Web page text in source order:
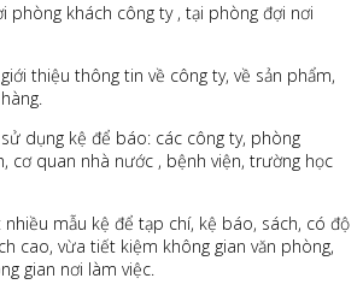
phòng khách công ty , tại phòng đợi nơi
thiệu thông tin về công ty, về sản phẩm,
dụng kệ để báo: các công ty, phòng
cơ quan nhà nước , bệnh viện, trường học
mẫu kệ để tạp chí, kệ báo, sách, có độ
cao, vừa tiết kiệm không gian văn phòng,
gian nơi làm việc.